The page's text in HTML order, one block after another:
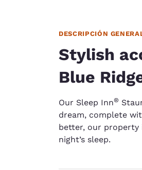
DESCRIPCIÓN
Stylish
Blue
Our Sleep Inn®
dream, complete
better, our property
night’s sleep.